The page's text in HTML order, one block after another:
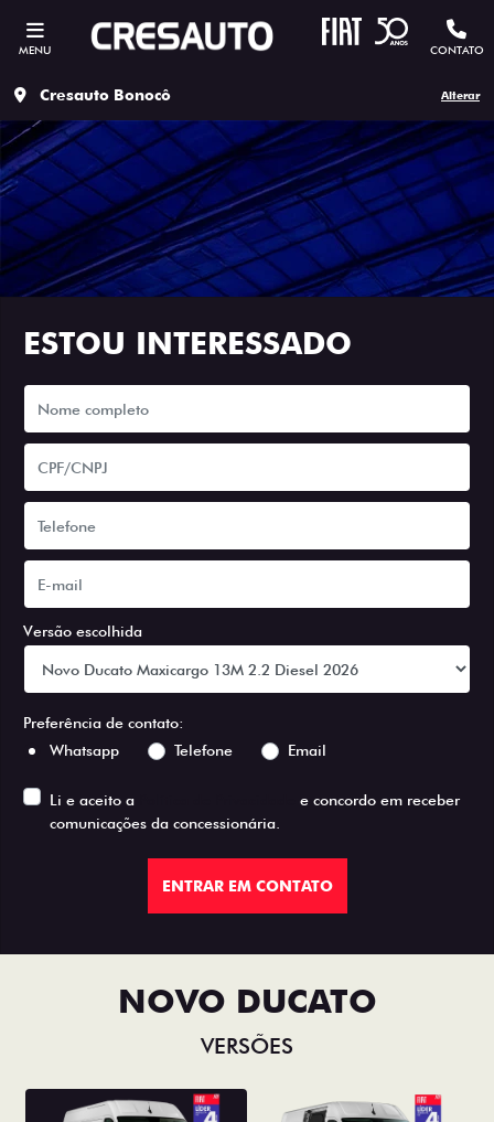
MENU CONTATO
Cresauto Bonocô Alterar
ESTOU INTERESSADO
Versão escolhida
Preferência de contato:
Whatsapp
Telefone Email
Li e aceito a
e concordo em receber
comunicações da concessionária.
ENTRAR EM CONTATO
NOVO DUCATO
VERSÕES